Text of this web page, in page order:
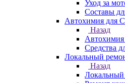
Уход за
Составы
Автохимия для
Назад
Средства
Локальный
Назад
Локальный